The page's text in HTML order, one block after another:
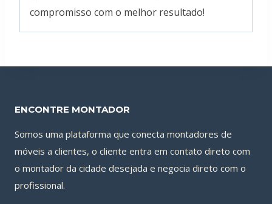
compromisso com o melhor resultado!
ENCONTRE MONTADOR
Somos uma plataforma que conecta montadores de
móveis a clientes, o cliente entra em contato direto com
o montador da cidade desejada e negocia direto com o
profissional.